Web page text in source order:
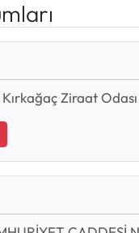
Ziraat Odası